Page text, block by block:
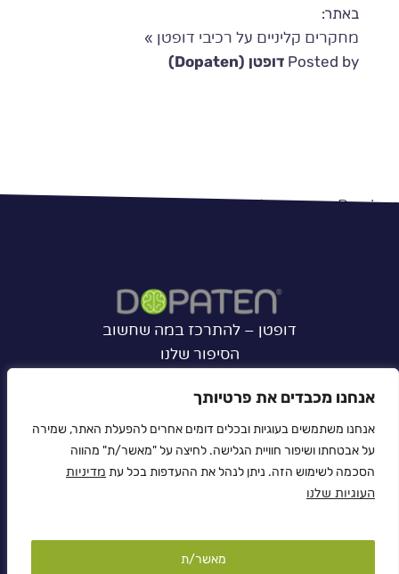
אנחנו מכבדים את פרטיותך
אנחנו משתמשים בעוגיות ובכלים דומים אחרים להפעלת האתר, שמירה
על אבטחתו ושיפור חוויית הגלישה. לחיצה על "מאשר/ת" מהווה
הסכמה לשימוש הזה. ניתן לנהל את ההעדפות בכל עת מדיניות
העוגיות שלנו
מאשר/ת
באתר:
מחקרים קליניים על רכיבי דופטן »
Posted by דופטן (Dopaten)
ניווט
Previous: מה ההבדל בין דופטן לבין מוצרים אחרים שמעלים
דופטן – להתרכז במה שחשוב
הסיפור שלנו
מדיניות פרטיות
מדיניות ה-Cookies
ביטול עסקה
תנאי שימוש